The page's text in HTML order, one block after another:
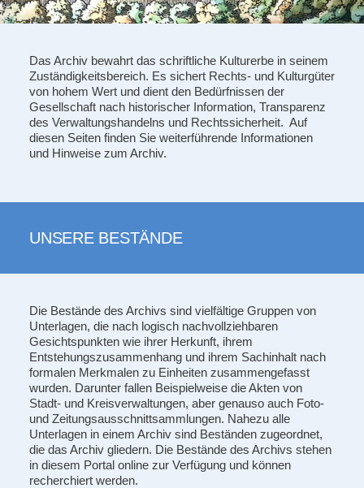
Das Archiv bewahrt das schriftliche Kulturerbe in seinem
Zuständigkeitsbereich. Es sichert Rechts- und Kulturgüter
von hohem Wert und dient den Bedürfnissen der
Gesellschaft nach historischer Information, Transparenz
des Verwaltungshandelns und Rechtssicherheit. Auf
diesen Seiten finden Sie weiterführende Informationen
und Hinweise zum Archiv.
UNSERE BESTÄNDE
Die Bestände des Archivs sind vielfältige Gruppen von
Unterlagen, die nach logisch nachvollziehbaren
Gesichtspunkten wie ihrer Herkunft, ihrem
Entstehungszusammenhang und ihrem Sachinhalt nach
formalen Merkmalen zu Einheiten zusammengefasst
wurden. Darunter fallen Beispielweise die Akten von
Stadt- und Kreisverwaltungen, aber genauso auch Foto-
und Zeitungsausschnittsammlungen. Nahezu alle
Unterlagen in einem Archiv sind Beständen zugeordnet,
die das Archiv gliedern. Die Bestände des Archivs stehen
in diesem Portal online zur Verfügung und können
recherchiert werden.